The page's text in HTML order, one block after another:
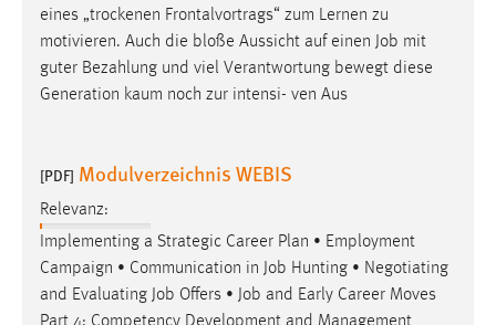
eines „trockenen Frontalvortrags“ zum Lernen zu
motivieren. Auch die bloße Aussicht auf einen Job mit
guter Bezahlung und viel Verantwortung bewegt diese
Generation kaum noch zur intensi- ven Aus
[PDF] Modulverzeichnis WEBIS
Relevanz:
Implementing a Strategic Career Plan • Employment
Campaign • Communication in Job Hunting • Negotiating
and Evaluating Job Offers • Job and Early Career Moves
Part 4: Competency Development and Management